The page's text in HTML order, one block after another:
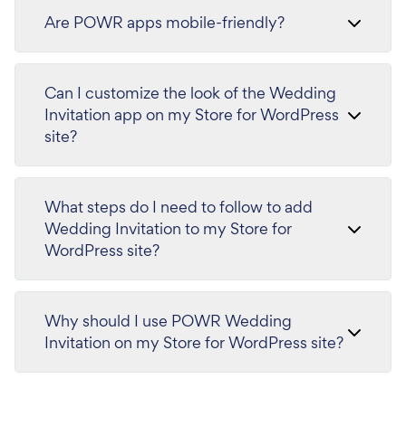
Are POWR apps mobile-friendly?
Can I customize the look of the Wedding
Invitation app on my Store for WordPress
site?
What steps do I need to follow to add
Wedding Invitation to my Store for
WordPress site?
Why should I use POWR Wedding
Invitation on my Store for WordPress site?